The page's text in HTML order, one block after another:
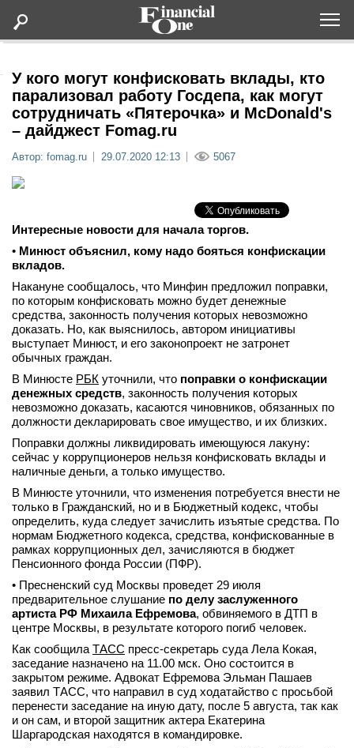
Статьи
Дайджесты
Мероприятия
Новости
Интервью
телеграм
Стать автором
Вход
У кого могут конфисковать вклады, кто
парализовал работу Госдепа, как могут
сотрудничать «Пятерочка» и McDonald's
– дайджест Fomag.ru
Автор: fomag.ru 29.07.2020 12:13 5067
Интересные новости для начала торгов.
• Минюст объяснил, кому надо бояться конфискации
вкладов.
Накануне сообщалось, что Минфин предложил поправки,
по которым конфисковать можно будет денежные
средства, законность получения которых невозможно
доказать. Но, как выяснилось, автором инициативы
выступает Минюст, и его законопроект не затронет
обычных граждан.
В Минюсте РБК уточнили, что поправки о конфискации
денежных средств, законность получения которых
невозможно доказать, касаются чиновников, обязанных по
должности декларировать свое имущество, и их близких.
Поправки должны ликвидировать имеющуюся лакуну:
сейчас у коррупционеров нельзя конфисковать вклады и
наличные деньги, а только имущество.
В Минюсте уточнили, что изменения потребуется внести не
только в Гражданский, но и в Бюджетный кодекс, чтобы
определить, куда следует зачислить изъятые средства. По
нормам Бюджетного кодекса, средства, конфискованные в
рамках коррупционных дел, зачисляются в бюджет
Пенсионного фонда России (ПФР).
• Пресненский суд Москвы проведет 29 июля
предварительное слушание по делу заслуженного
артиста РФ Михаила Ефремова, обвиняемого в ДТП в
центре Москвы, в результате которого погиб человек.
Как сообщила ТАСС пресс-секретарь суда Лела Кокая,
заседание назначено на 11.00 мск. Оно состоится в
закрытом режиме. Адвокат Ефремова Эльман Пашаев
заявил ТАСС, что направил в суд ходатайство с просьбой
перенести заседание на иную дату, после 5 августа, так как
и он сам, и второй защитник актера Екатерина
Шаргародская находятся в командировке.